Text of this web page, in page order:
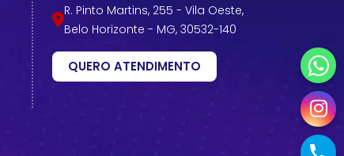
R. Pinto Martins, 255 - Vila Oeste,
Belo Horizonte - MG, 30532-140
QUERO ATENDIMENTO